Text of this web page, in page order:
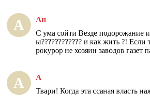
А Ан
С ума сойти Везде подорожание
ы???????????? и как жить ?! Если
рокурор не хозяин заводов газет
А А
Твари! Когда эта ссаная власть